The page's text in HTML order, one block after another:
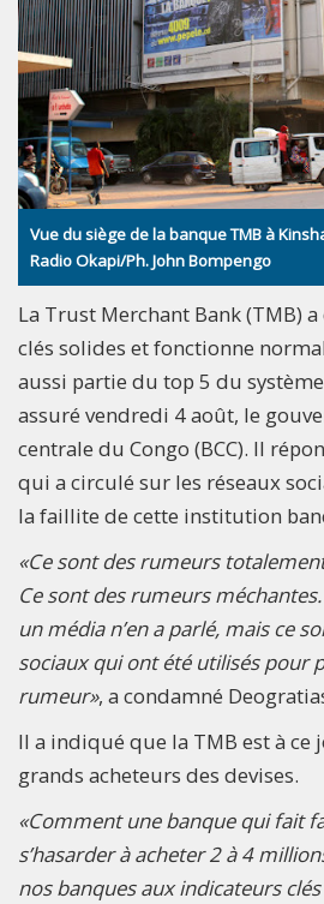
Vue du siège de la banque TMB à
Radio Okapi/Ph. John Bompengo
La Trust Merchant Bank (TMB)
clés solides et fonctionne
aussi partie du top 5 du système
assuré vendredi 4 août, le
centrale du Congo (BCC). Il
qui a circulé sur les réseaux
la faillite de cette institution
«Ce sont des rumeurs
Ce sont des rumeurs
un média n’en a parlé, mais ce
sociaux qui ont été utilisés pour
rumeur», a condamné
Il a indiqué que la TMB est à ce
grands acheteurs des devises.
«Comment une banque qui fait
s’hasarder à acheter 2 à 4
nos banques aux indicateurs